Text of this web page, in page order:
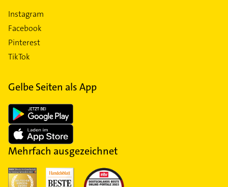
Instagram
Facebook
Pinterest
TikTok
Gelbe Seiten als App
Mehrfach ausgezeichnet